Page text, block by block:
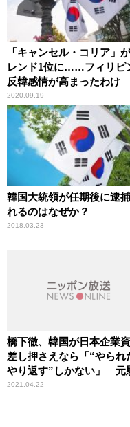
「キャンセル・コリア」
レンド1位に……フィリピ
反韓感情が高まったわけ
2020.09.19
韓国大統領が任期後に逮
れるのはなぜか？
2018.03.23
橋下徹、韓国が日本企業
差し押さえなら「“やられ
やり返す”しかない」 元
婦の請求却下で持論
2021.04.22